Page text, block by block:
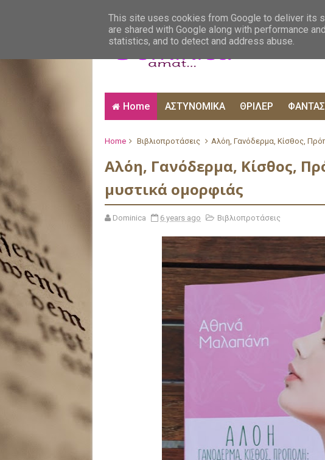
Home ΑΣΤΥΝΟΜΙΚΑ ΘΡΙΛΕΡ
Home Βιβλιοπροτάσεις Αλόη, Γανόδερμα, Κίσθος,
Αλόη, Γανόδερμα, Κίσθος,
μυστικά ομορφιάς
Dominica 6 years ago Βιβλιοπροτάσεις
This site uses cookies from Google to deliver its
are shared with Google along with performance
statistics, and to detect and address abuse.